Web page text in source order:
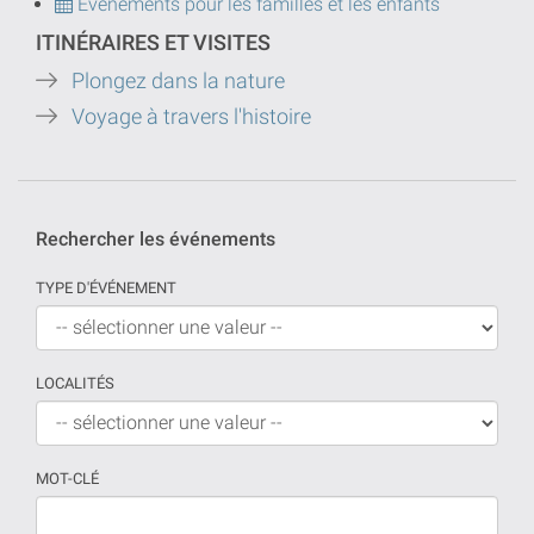
ITINÉRAIRES ET VISITES
Plongez dans la nature
Voyage à travers l'histoire
Rechercher les événements
TYPE D'ÉVÉNEMENT
LOCALITÉS
MOT-CLÉ